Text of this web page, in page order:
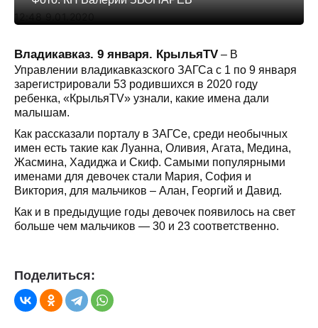
12:48 9.01.2020
Владикавказ. 9 января. КрыльяTV – В
Управлении владикавказского ЗАГСа с 1 по 9 января
зарегистрировали 53 родившихся в 2020 году
ребенка, «КрыльяTV» узнали, какие имена дали
малышам.
Как рассказали порталу в ЗАГСе, среди необычных
имен есть такие как Луанна, Оливия, Агата, Медина,
Жасмина, Хадиджа и Скиф. Самыми популярными
именами для девочек стали Мария, София и
Виктория, для мальчиков – Алан, Георгий и Давид.
Как и в предыдущие годы девочек появилось на свет
больше чем мальчиков — 30 и 23 соответственно.
Поделиться: